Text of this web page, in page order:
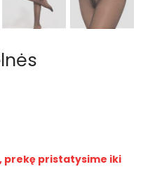
prekę pristatysime iki